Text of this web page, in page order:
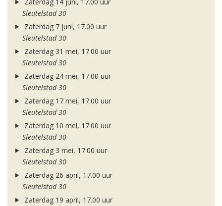
Zaterdag 14 juni, 17.00 uur
Sleutelstad 30
Zaterdag 7 juni, 17.00 uur
Sleutelstad 30
Zaterdag 31 mei, 17.00 uur
Sleutelstad 30
Zaterdag 24 mei, 17.00 uur
Sleutelstad 30
Zaterdag 17 mei, 17.00 uur
Sleutelstad 30
Zaterdag 10 mei, 17.00 uur
Sleutelstad 30
Zaterdag 3 mei, 17.00 uur
Sleutelstad 30
Zaterdag 26 april, 17.00 uur
Sleutelstad 30
Zaterdag 19 april, 17.00 uur